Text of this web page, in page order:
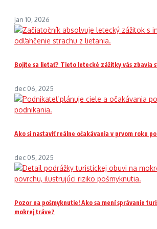
jan 10, 2026
Bojíte sa lietať? Tieto letecké zážitky vás zbavia
dec 06, 2025
Ako si nastaviť reálne očakávania v prvom roku
dec 05, 2025
Pozor na pošmyknutie! Ako sa mení správanie
mokrej tráve?